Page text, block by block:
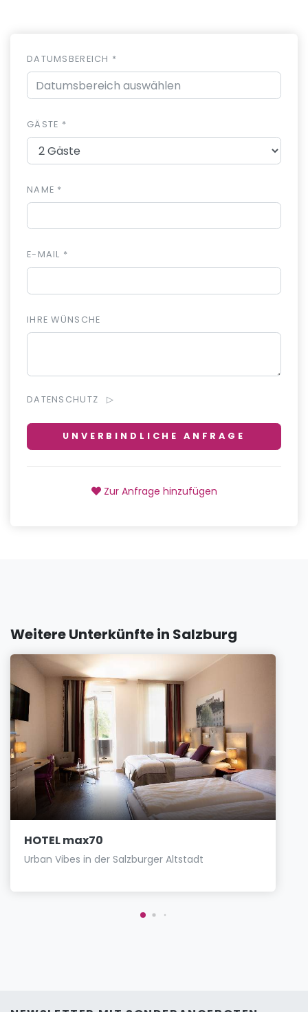
DATUMSBEREICH *
GÄSTE *
NAME *
E-MAIL *
IHRE WÜNSCHE
DATENSCHUTZ
UNVERBINDLICHE ANFRAGE
Zur Anfrage hinzufügen
Weitere Unterkünfte in Salzburg
HOTEL max70
Urban Vibes in der Salzburger Altstadt